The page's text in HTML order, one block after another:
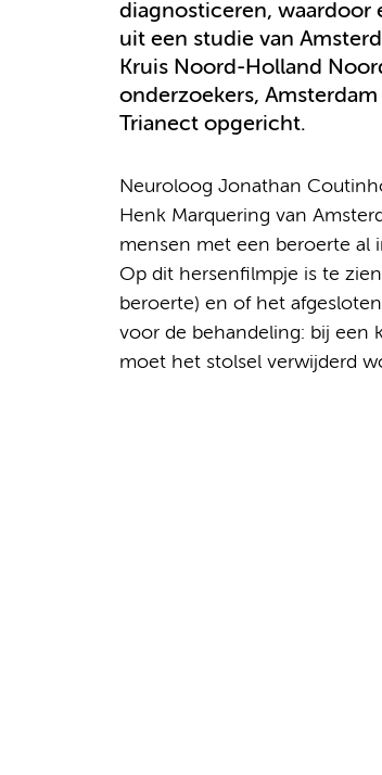
diagnosticeren, waardoor
uit een studie van
Kruis Noord-Holland
onderzoekers,
Trianect opgericht.
Neuroloog Jonathan
Henk Marquering van
mensen met een beroerte al
Op dit hersenfilmpje is te
beroerte) en of het
voor de behandeling: bij een
moet het stolsel verwijderd